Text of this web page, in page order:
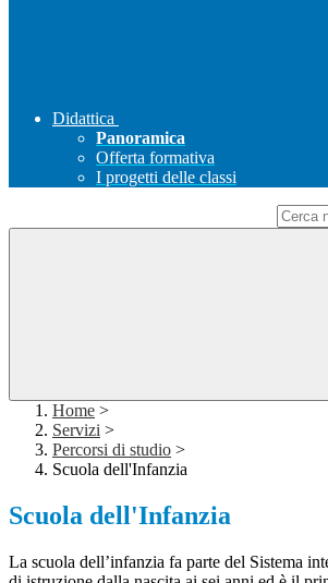
Didattica
Panoramica
Offerta formativa
I progetti delle classi
Home >
Servizi >
Percorsi di studio >
Scuola dell'Infanzia
Scuola dell'Infanzia
La scuola dell’infanzia fa parte del Sistema